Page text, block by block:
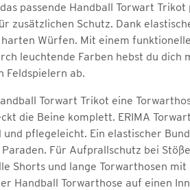
passende Handball Torwart Trikot
Schutz. Dank
Würfen. Mit einem
leuchtende Farben hebst du dich
Feldspielern ab.
Torwart Trikot eine
die Beine komplett. ERIMA
pflegeleicht. Ein elastischer
Für Aufprallschutz bei
Shorts und lange Torwarthosen
Handball Torwarthose auf einen